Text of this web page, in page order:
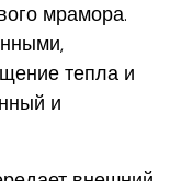
мрамора.
тепла и
и